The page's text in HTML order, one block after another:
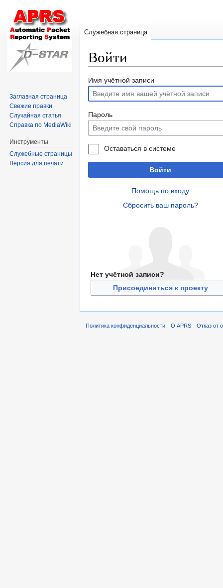
Войти
Перейти
навигации
Перейти
поиску
Имя учётной записи
Пароль
Оставаться в системе
Войти
Помощь по входу
Сбросить ваш пароль?
Нет учётной записи?
Присоединиться к проекту
Служебная страница
Заглавная страница
Свежие правки
Случайная статья
Справка по MediaWiki
Инструменты
Служебные страницы
Версия для печати
Политика конфиденциальности О APRS Отказ от